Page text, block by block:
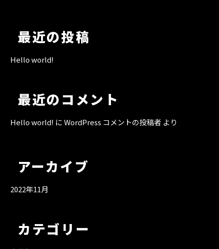
最近の投稿
Hello world!
最近のコメント
Hello world! にWordPress コメントの投稿者 より
アーカイブ
2022年11月
カテゴリー